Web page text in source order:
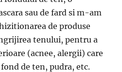
sau de fard si m-am
de produse
tenului, pentru a
(acnee, alergii) care
de ten, pudra, etc.